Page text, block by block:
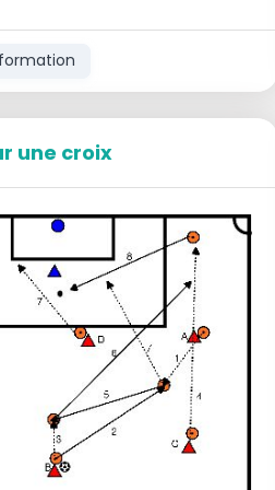
le ballon ou le gardien qui
est la dernière à avoir un ou
restants gagne.
était gardien de but veille à
soient remis à
ce que les joueurs aient
ce sont ces joueurs qui
A à D, les joueurs doivent tirer
la ligne des 16 mètres. Au-delà,
groupes E à J, la ligne se situe
la zone des 5 mètres et la
par le gardien de
le groupe rouge.
joue le ballon et le joueur bleu
directement sur le but. S'il
en premier, il est éliminé.
une croix